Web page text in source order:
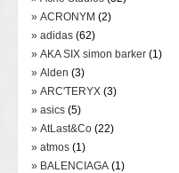
» ACRONYM (2)
» adidas (62)
» AKA SIX simon barker (1)
» Alden (3)
» ARC'TERYX (3)
» asics (5)
» AtLast&Co (22)
» atmos (1)
» BALENCIAGA (1)